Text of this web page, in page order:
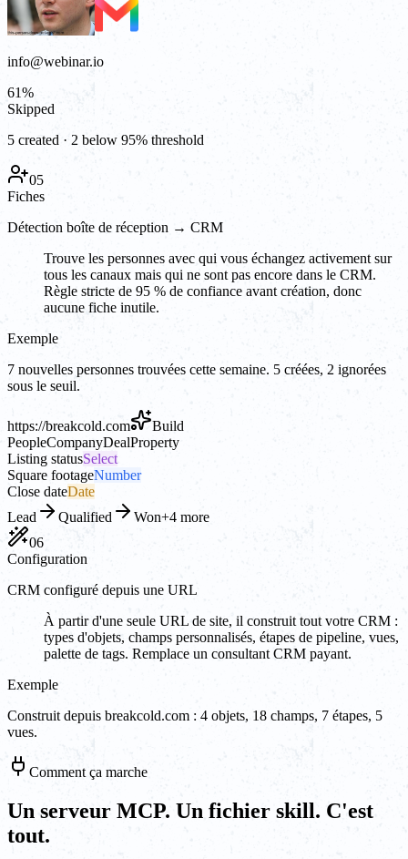
info@webinar.io
61%
Skipped
5 created · 2 below 95% threshold
05
Fiches
Détection boîte de réception → CRM
Trouve les personnes avec qui vous échangez activement sur
tous les canaux mais qui ne sont pas encore dans le CRM.
Règle stricte de 95 % de confiance avant création, donc
aucune fiche inutile.
Exemple
7 nouvelles personnes trouvées cette semaine. 5 créées, 2 ignorées
sous le seuil.
https://breakcold.com
Build
PeopleCompanyDealProperty
Listing statusSelect
Square footageNumber
Close dateDate
Lead
Qualified Won+4 more
06
Configuration
CRM configuré depuis une URL
À partir d'une seule URL de site, il construit tout votre CRM :
types d'objets, champs personnalisés, étapes de pipeline, vues,
palette de tags. Remplace un consultant CRM payant.
Exemple
Construit depuis breakcold.com : 4 objets, 18 champs, 7 étapes, 5
vues.
Comment ça marche
Un serveur MCP. Un fichier skill. C'est
tout.